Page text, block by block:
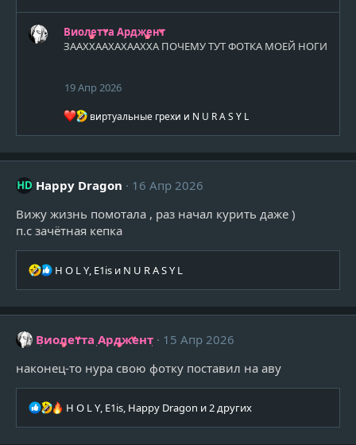
а
к
ц
Виолетта Арджент
ЗААХХААХАХААХХА ПОЧЕМУ ТУТ ФОТКА МОЕЙ НОГИ
19 Апр 2026
Р
а
ц
и
виртуальные грехи и N U R A S Y L
Happy Dragon
16 Апр 2026
Вижу жизнь помотала , раз начал курить даже )
п.с зачётная кепка
Р
к
и
:
H O L Y, E1is и N U R A S Y L
Виолетта Арджент
15 Апр 2026
наконец-то нура свою фотку поставил на аву
Р
H O L Y, E1is, Happy Dragon и 2 других